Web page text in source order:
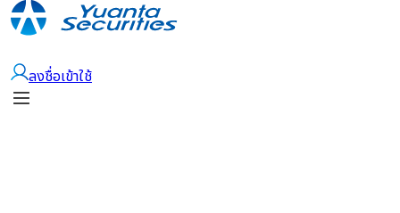
ลงชื่อเข้าใช้